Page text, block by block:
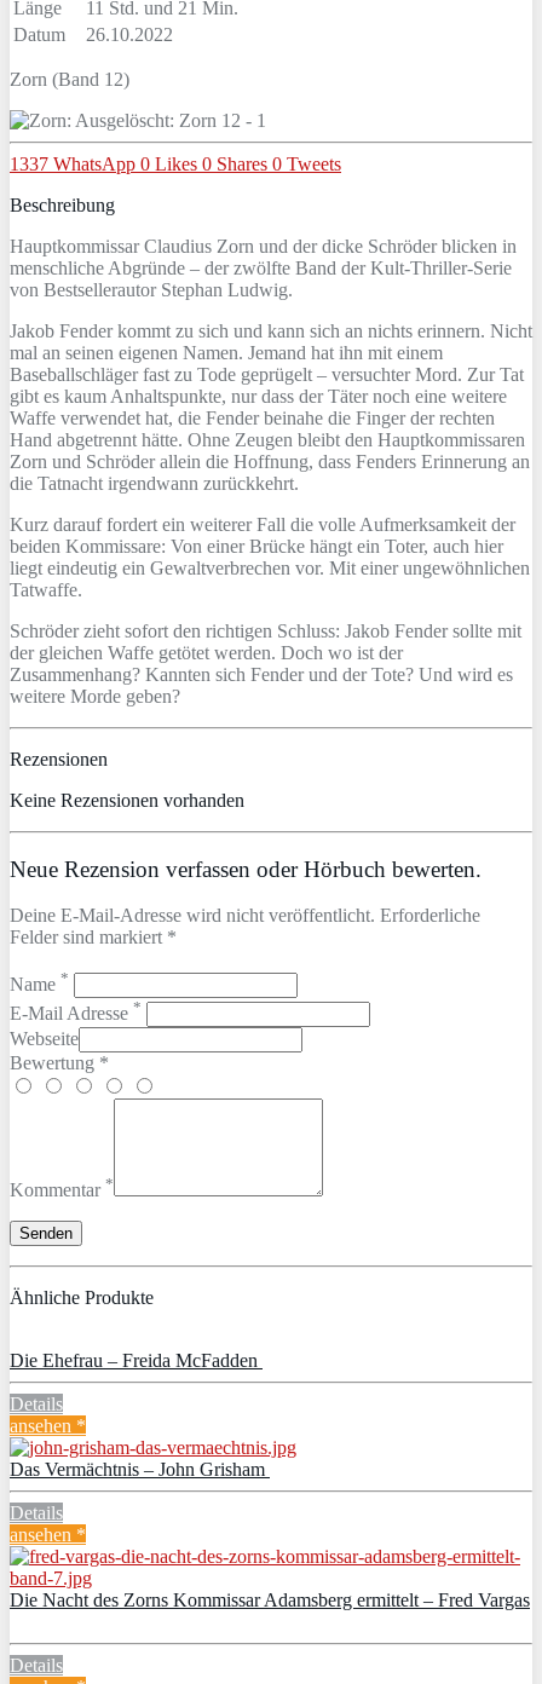
Länge
11 Std. und 21 Min.
Datum
26.10.2022
Zorn (Band 12)
1337 WhatsApp 0 Likes 0 Shares 0 Tweets
Beschreibung
Hauptkommissar Claudius Zorn und der dicke Schröder blicken in
menschliche Abgründe – der zwölfte Band der Kult-Thriller-Serie
von Bestsellerautor Stephan Ludwig.
Jakob Fender kommt zu sich und kann sich an nichts erinnern. Nicht
mal an seinen eigenen Namen. Jemand hat ihn mit einem
Baseballschläger fast zu Tode geprügelt – versuchter Mord. Zur Tat
gibt es kaum Anhaltspunkte, nur dass der Täter noch eine weitere
Waffe verwendet hat, die Fender beinahe die Finger der rechten
Hand abgetrennt hätte. Ohne Zeugen bleibt den Hauptkommissaren
Zorn und Schröder allein die Hoffnung, dass Fenders Erinnerung an
die Tatnacht irgendwann zurückkehrt.
Kurz darauf fordert ein weiterer Fall die volle Aufmerksamkeit der
beiden Kommissare: Von einer Brücke hängt ein Toter, auch hier
liegt eindeutig ein Gewaltverbrechen vor. Mit einer ungewöhnlichen
Tatwaffe.
Schröder zieht sofort den richtigen Schluss: Jakob Fender sollte mit
der gleichen Waffe getötet werden. Doch wo ist der
Zusammenhang? Kannten sich Fender und der Tote? Und wird es
weitere Morde geben?
Rezensionen
Keine Rezensionen vorhanden
Neue Rezension verfassen oder Hörbuch bewerten.
Deine E-Mail-Adresse wird nicht veröffentlicht. Erforderliche
Felder sind markiert *
Name *
E-Mail Adresse *
Webseite
Bewertung *
Kommentar *
Ähnliche Produkte
Die Ehefrau – Freida McFadden
Details
ansehen *
Das Vermächtnis – John Grisham
Details
ansehen *
Die Nacht des Zorns Kommissar Adamsberg ermittelt – Fred Vargas
Details